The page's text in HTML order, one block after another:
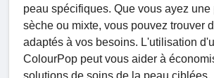
peau spécifiques. Que vous ayez une
sèche ou mixte, vous pouvez trouver
adaptés à vos besoins. L'utilisation
ColourPop peut vous aider à
solutions de soins de la peau ciblées.